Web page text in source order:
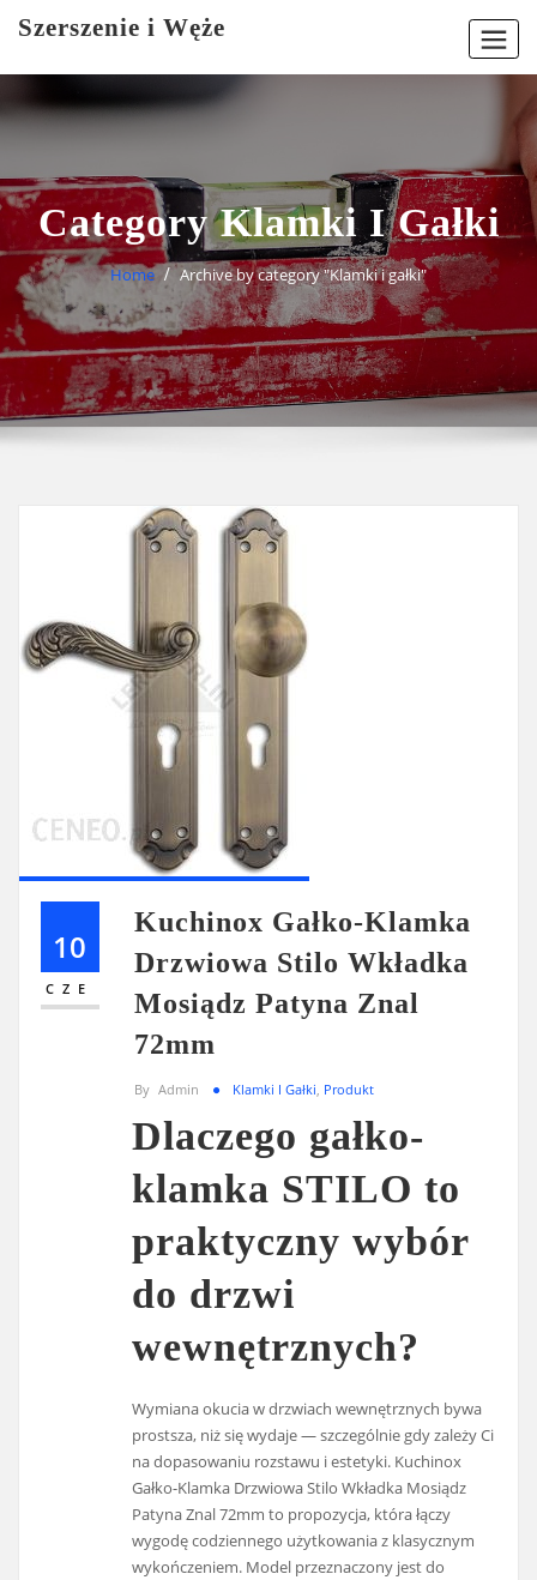
Szerszenie i Węże
Category Klamki I Gałki
Home Archive by category "Klamki i gałki"
10
CZE
Kuchinox Gałko-Klamka
Drzwiowa Stilo Wkładka
Mosiądz Patyna Znal
72mm
By Admin Klamki I Gałki Produkt
Dlaczego gałko-
klamka STILO to
praktyczny wybór
do drzwi
wewnętrznych?
Wymiana okucia w drzwiach wewnętrznych bywa
prostsza, niż się wydaje — szczególnie gdy zależy Ci
na dopasowaniu rozstawu i estetyki. Kuchinox
Gałko-Klamka Drzwiowa Stilo Wkładka Mosiądz
Patyna Znal 72mm to propozycja, która łączy
wygodę codziennego użytkowania z klasycznym
wykończeniem. Model przeznaczony jest do